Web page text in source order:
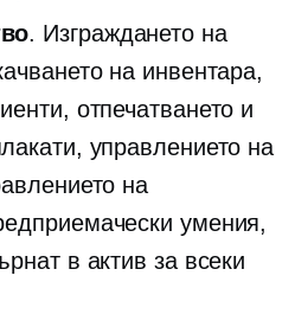
. Изграждането на
на инвентара,
отпечатването и
управлението на
на
умения,
в актив за всеки